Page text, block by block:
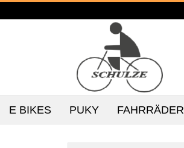
E BIKES PUKY FAHRRÄDER